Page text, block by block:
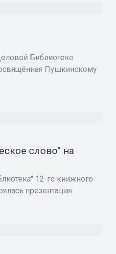
Библиотеке
Пушкинскому
слово" на
12-го книжного
презентация